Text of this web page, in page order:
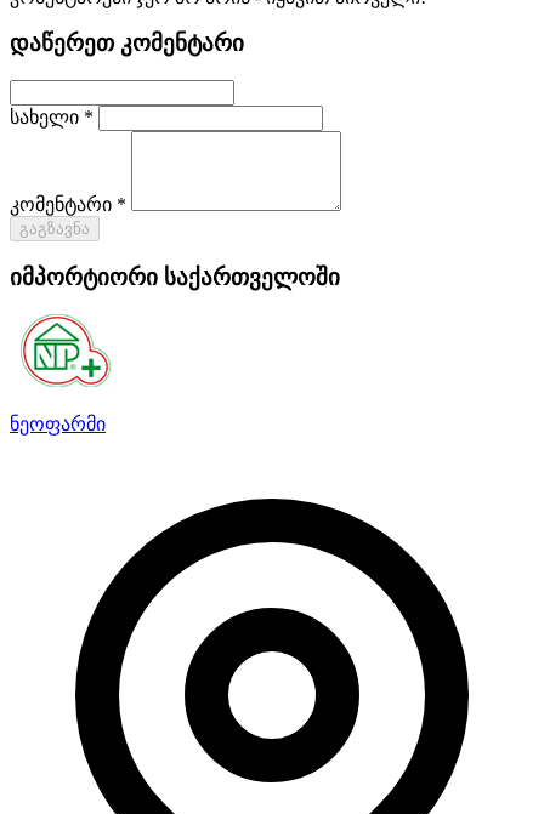
დაწერეთ კომენტარი
სახელი *
კომენტარი *
გაგზავნა
იმპორტიორი საქართველოში
ნეოფარმი